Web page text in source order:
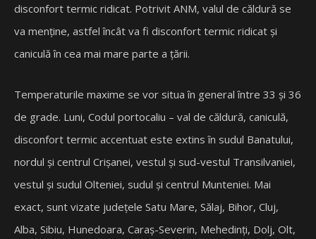
disconfort termic ridicat. Potrivit ANM, valul de căldură se
va menţine, astfel încât va fi disconfort termic ridicat şi
caniculă în cea mai mare parte a ţării.
Temperaturile maxime se vor situa în general între 33 şi 36
de grade. Luni, Codul portocaliu – val de căldură, caniculă,
disconfort termic accentuat este extins în sudul Banatului,
nordul şi centrul Crişanei, vestul şi sud-vestul Transilvaniei,
vestul şi sudul Olteniei, sudul şi centrul Munteniei. Mai
exact, sunt vizate judeţele Satu Mare, Sălaj, Bihor, Cluj,
Alba, Sibiu, Hunedoara, Caraş-Severin, Mehedinţi, Dolj, Olt,